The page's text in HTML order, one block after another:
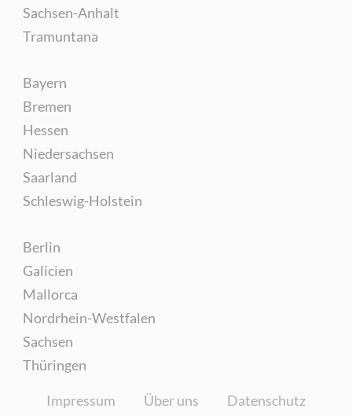
Sachsen-Anhalt
Tramuntana
Bayern
Bremen
Hessen
Niedersachsen
Saarland
Schleswig-Holstein
Berlin
Galicien
Mallorca
Nordrhein-Westfalen
Sachsen
Thüringen
Impressum Über uns
Datenschutz